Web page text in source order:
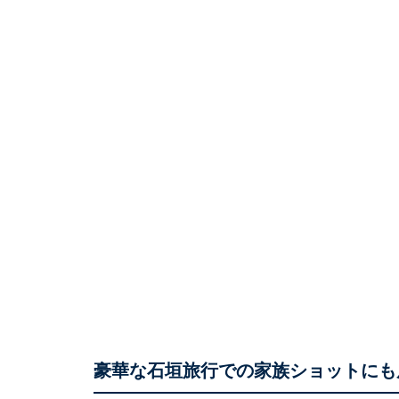
豪華な石垣旅行での家族ショットに